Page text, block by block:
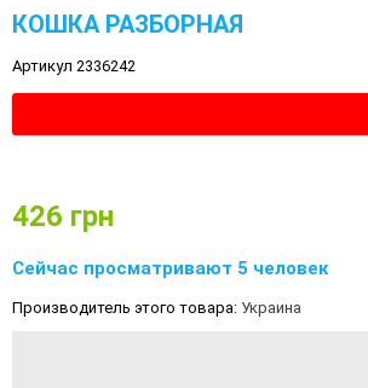
КОШКА РАЗБОРНАЯ
Артикул 2336242
426 грн
Сейчас просматривают 5 человек
Производитель этого товара: Украина